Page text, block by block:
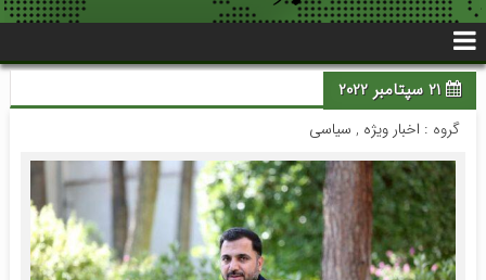
21 سپتامبر 2022
گروه : اخبار ویژه , سیاسی